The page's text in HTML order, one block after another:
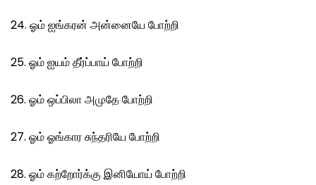
24. ஓம் ஐங்கரன் அன்னையே போற்றி
25. ஓம் ஐயம் தீர்ப்பாய் போற்றி
26. ஓம் ஒப்பிலா அமுதே போற்றி
27. ஓம் ஓங்கார சுந்தரியே போற்றி
28. ஓம் கற்றோர்க்கு இனியோய் போற்றி